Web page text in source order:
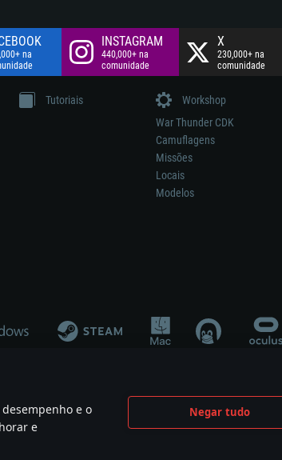
e o
e
Negar tudo
na
INSTAGRAM
440,000+ na
comunidade
X
230,000+ na
comunidade
Tutoriais
Workshop
War Thunder CDK
Camuflagens
Missões
Locais
Modelos
significa participação no desenvolvimento, patrocínio ou
are the property of their respective owners.